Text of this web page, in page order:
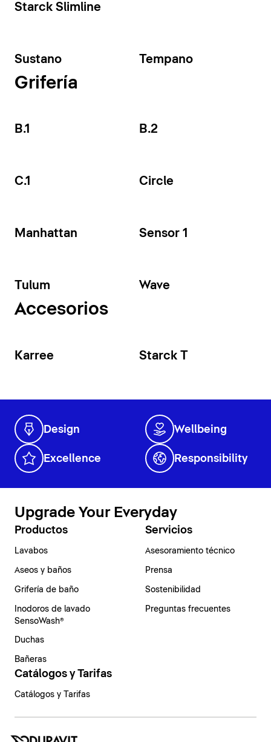
Starck Slimline
Sustano Tempano
Grifería
B.1 B.2
C.1 Circle
Manhattan Sensor 1
Tulum Wave
Accesorios
Karree Starck T
Design Wellbeing
Excellence Responsibility
Upgrade Your Everyday
Productos
Lavabos
Aseos y baños
Grifería de baño
Inodoros de lavado
SensoWash®
Duchas
Bañeras
Servicios
Asesoramiento técnico
Prensa
Sostenibilidad
Preguntas frecuentes
Catálogos y Tarifas
Catálogos y Tarifas